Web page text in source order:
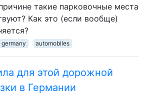
такие парковочные места
Как это (если вообще)
germany automobiles
для этой дорожной
в Германии